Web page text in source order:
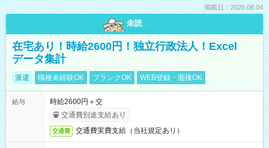
掲載日：2026.08.04
未読
在宅あり！時給2600円！独立行政法人！Excel
データ集計
派遣 職種未経験OK ブランクOK WEB登録・面接OK
給与
時給2600円＋交
交通費別途支給あり
交通費 交通費実費支給（当社規定あり）